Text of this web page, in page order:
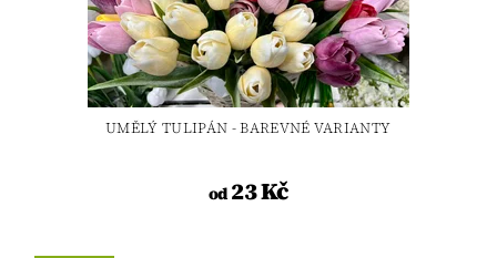
UMĚLÝ TULIPÁN - BAREVNÉ VARIANTY
od23 Kč